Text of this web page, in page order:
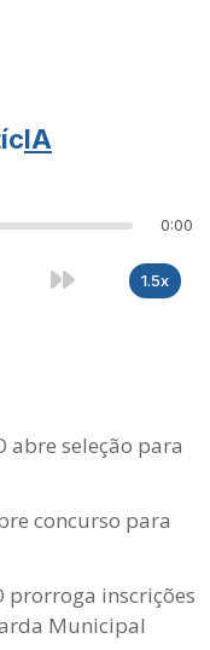
IA
0:00
1.5x
abre seleção para
concurso para
prorroga inscrições
Municipal